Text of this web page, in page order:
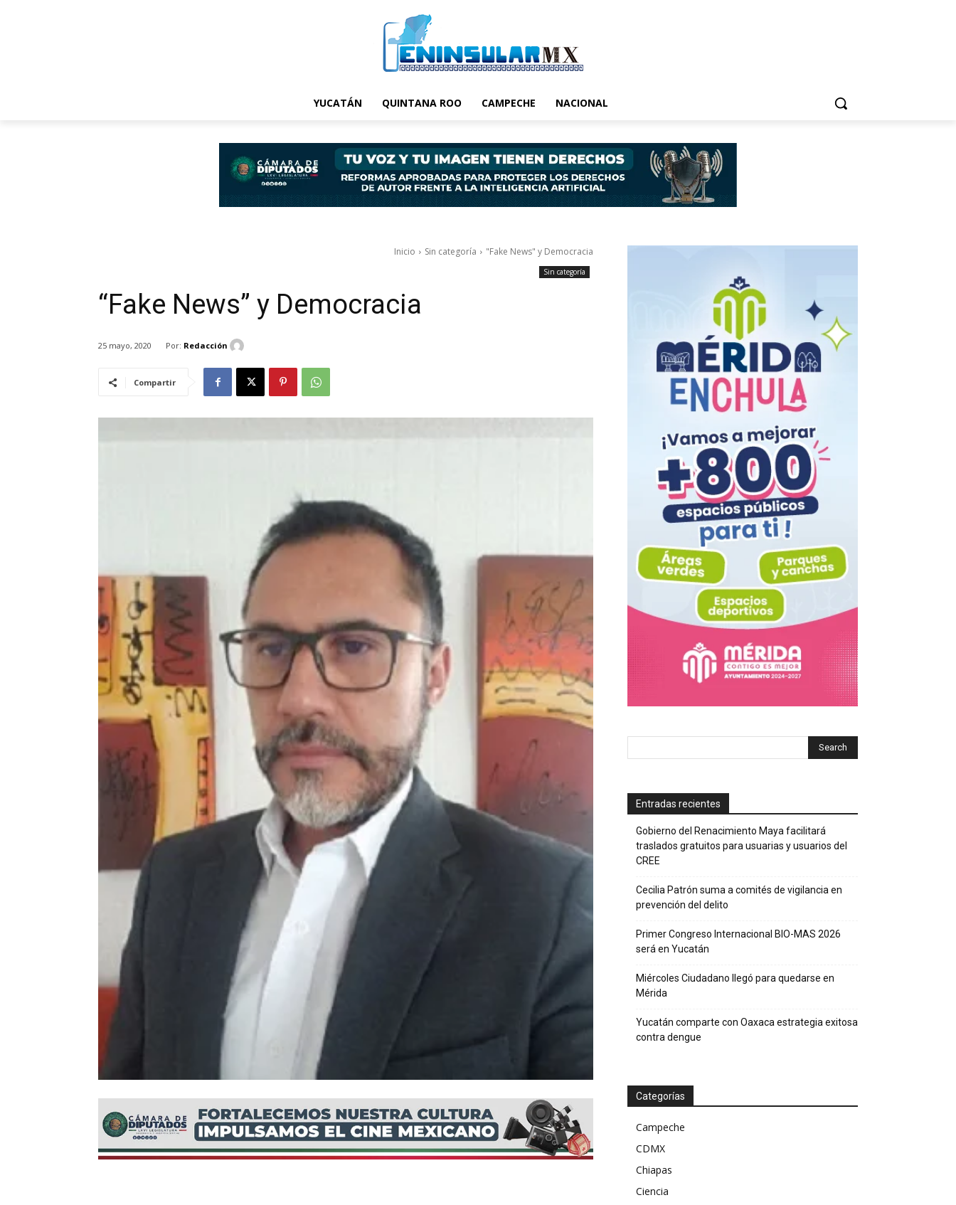
YUCATÁN QUINTANA ROO CAMPECHE NACIONAL
Inicio Sin categoría "Fake News" y Democracia
Sin categoría
“Fake News” y Democracia
25 mayo, 2020 Por: Redacción
Compartir
Entradas recientes
Gobierno del Renacimiento Maya facilitará
traslados gratuitos para usuarias y usuarios del
CREE
Cecilia Patrón suma a comités de vigilancia en
prevención del delito
Primer Congreso Internacional BIO-MAS 2026
será en Yucatán
Miércoles Ciudadano llegó para quedarse en
Mérida
Yucatán comparte con Oaxaca estrategia exitosa
contra dengue
Categorías
Campeche
CDMX
Chiapas
Ciencia